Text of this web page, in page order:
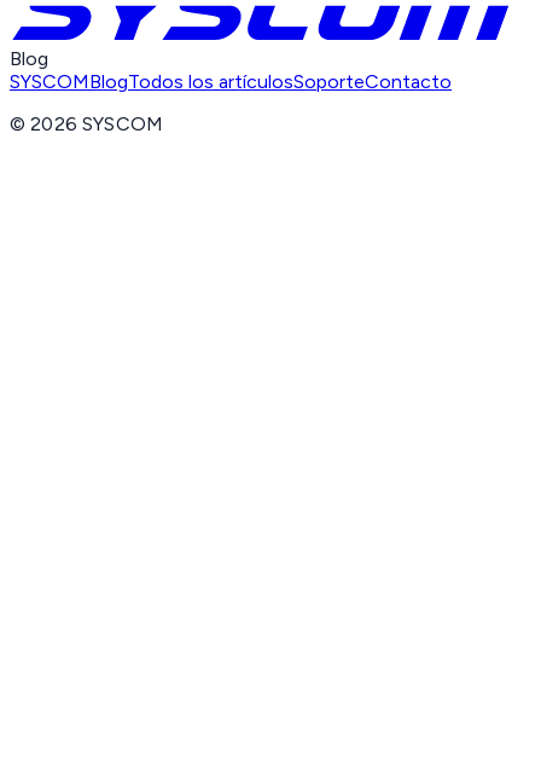
Blog
SYSCOMBlogTodos los artículosSoporteContacto
©2026 SYSCOM